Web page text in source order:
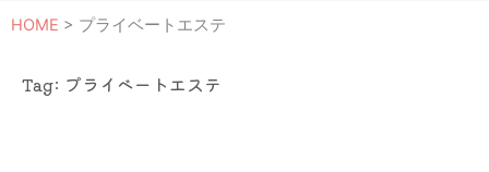
HOME > プライベートエステ
Tag: プライベートエステ